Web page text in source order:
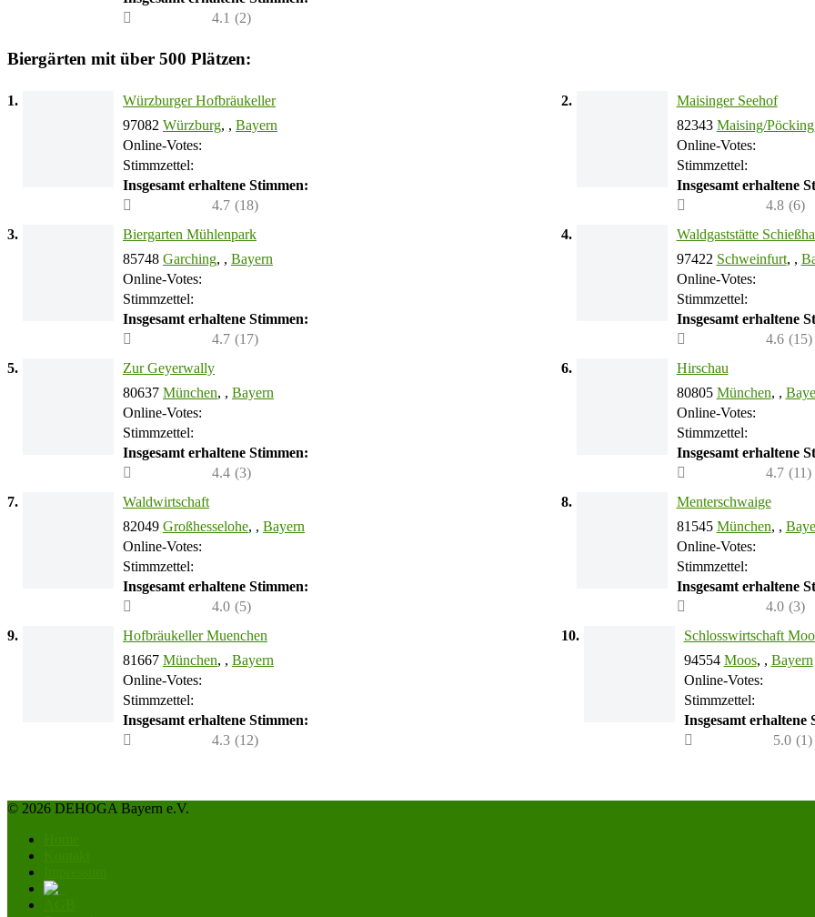
4.1 (2)
Biergärten mit über 500 Plätzen:
1.
Würzburger Hofbräukeller
97082 Würzburg, , Bayern
Online-Votes:
Stimmzettel:
Insgesamt erhaltene Stimmen:
4.7 (18)
2.
Maisinger Seehof
82343 Maising/Pöcking
Online-Votes:
Stimmzettel:
Insgesamt erhaltene
4.8 (6)
3.
Biergarten Mühlenpark
85748 Garching, , Bayern
Online-Votes:
Stimmzettel:
Insgesamt erhaltene Stimmen:
4.7 (17)
4.
Waldgaststätte
97422 Schweinfurt, ,
Online-Votes:
Stimmzettel:
Insgesamt erhaltene
4.6 (15)
5.
Zur Geyerwally
80637 München, , Bayern
Online-Votes:
Stimmzettel:
Insgesamt erhaltene Stimmen:
4.4 (3)
6.
Hirschau
80805 München, ,
Online-Votes:
Stimmzettel:
Insgesamt erhaltene
4.7 (11)
7.
Waldwirtschaft
82049 Großhesselohe, , Bayern
Online-Votes:
Stimmzettel:
Insgesamt erhaltene Stimmen:
4.0 (5)
8.
Menterschwaige
81545 München, ,
Online-Votes:
Stimmzettel:
Insgesamt erhaltene
4.0 (3)
9.
Hofbräukeller Muenchen
81667 München, , Bayern
Online-Votes:
Stimmzettel:
Insgesamt erhaltene Stimmen:
4.3 (12)
10.
Schlosswirtschaft
94554 Moos, , Bayern
Online-Votes:
Stimmzettel:
Insgesamt erhaltene
5.0 (1)
© 2026 DEHOGA Bayern e.V.